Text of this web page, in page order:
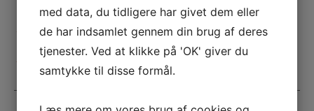
julefrokost i historiske lokaler midt i København
→
Hvor skal man spise i København
med data, du tidligere har givet dem eller
de har indsamlet gennem din brug af deres
tjenester. Ved at klikke på 'OK' giver du
samtykke til disse formål.